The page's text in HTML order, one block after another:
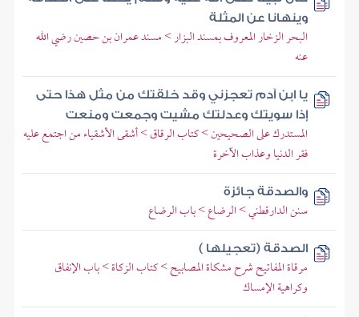
وينهانا عن المثلة
البحر الزخار المعروف بمسند البزار > مسند عمران بن حصين رضي الله
عنه
يا ابن آدم تعجزني وقد خلقتك من مثل هذا حتى
إذا سويتك وعدلتك مشيت وجمعت ومنعت
المستدرك على الصحيحين > كتاب الرقاق > أشقى الأشقياء من اجتمع عليه
فقر الدنيا وعذاب الآخرة
والصدقة جائزة
سنن الدارقطني > الرضاع > باب الرضاع
الصدقة (تعجيلها )
مرقاة المفاتيح شرح مشكاة المصابيح > كتاب الزكاة > باب الإنفاق
وكراهية الإمساك